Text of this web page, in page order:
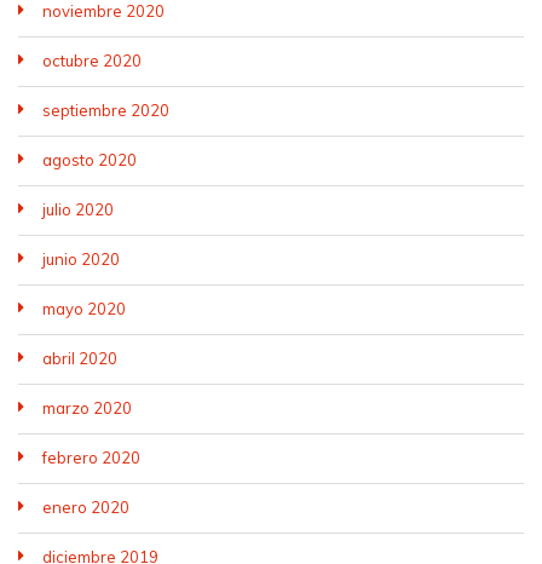
noviembre 2020
octubre 2020
septiembre 2020
agosto 2020
julio 2020
junio 2020
mayo 2020
abril 2020
marzo 2020
febrero 2020
enero 2020
diciembre 2019